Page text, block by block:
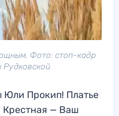
Фото: стоп-кадр
Рудковской
Юли Прокип! Платье
Крестная — Ваш